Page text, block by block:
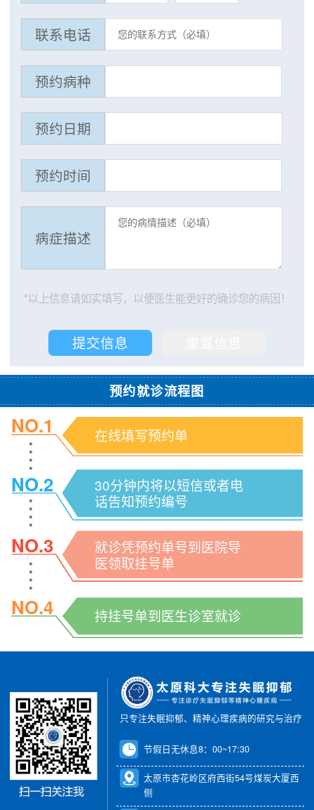
联系电话
预约病种
预约日期
预约时间
病症描述
*以上信息请如实填写，以便医生能更好的确诊您的病因！
预约就诊流程图
NO.1 在线填写预约单
NO.2
30分钟内将以短信或者电
话告知预约编号
NO.3
就诊凭预约单号到医院导
医领取挂号单
NO.4 持挂号单到医生诊室就诊
只专注失眠抑郁、精神心理疾病的研究与治疗
节假日无休息8：00~17:30
太原市杏花岭区府西街54号煤炭大厦西
侧